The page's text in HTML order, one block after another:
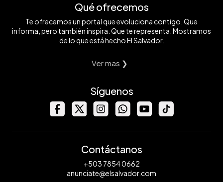
Qué ofrecemos
Te ofrecemos un portal que evoluciona contigo. Que
informa, pero también inspira. Que te representa. Mostramos
de lo que está hecho El Salvador.
Ver mas ❯
Síguenos
Contáctanos
+503 7854 0662
anunciate@elsalvador.com